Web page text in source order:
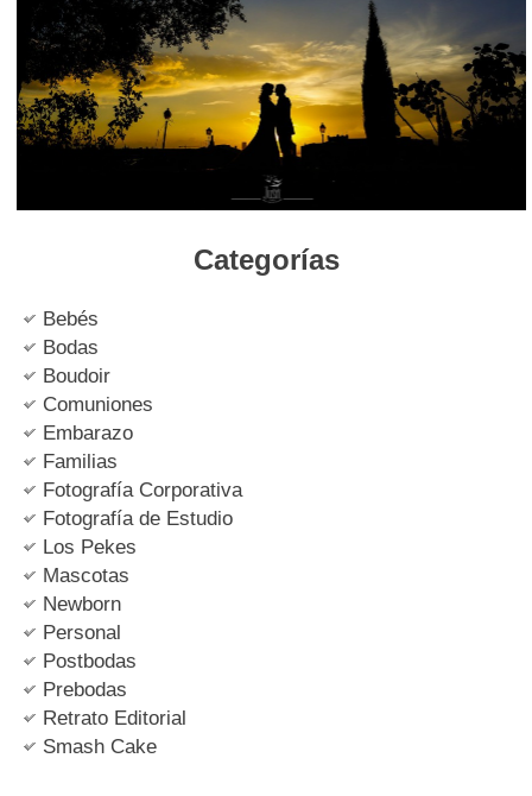
Categorías
Bebés
Bodas
Boudoir
Comuniones
Embarazo
Familias
Fotografía Corporativa
Fotografía de Estudio
Los Pekes
Mascotas
Newborn
Personal
Postbodas
Prebodas
Retrato Editorial
Smash Cake